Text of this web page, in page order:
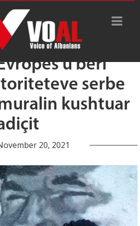
mural në Beograd
u bëri
serbe
kushtuar
20, 2021